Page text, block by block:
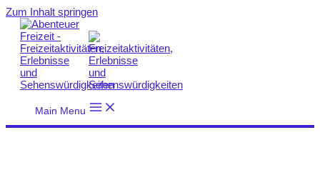
Zum Inhalt springen
Main Menu